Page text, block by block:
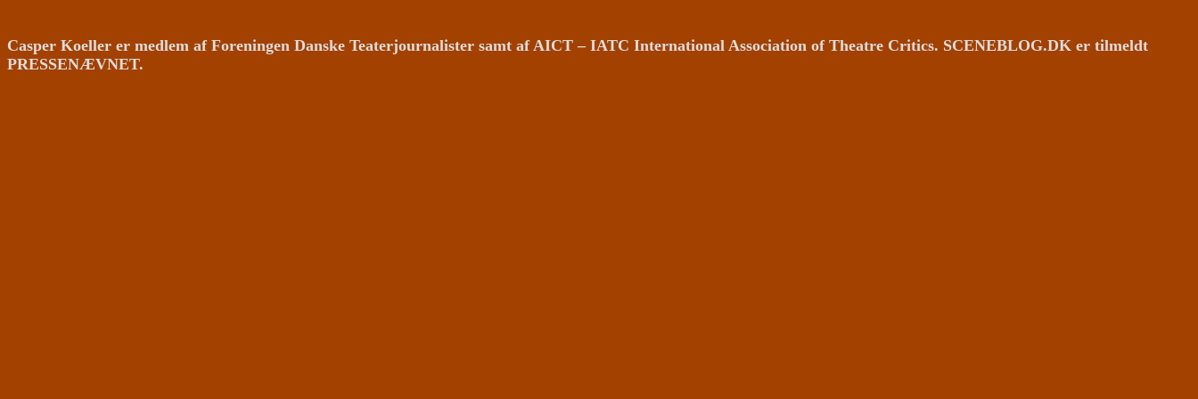
Casper Koeller er medlem af Foreningen Danske Teaterjournalister samt af AICT – IATC International Association of Theatre Critics. SCENEBLOG.DK er tilmeldt
PRESSENÆVNET.